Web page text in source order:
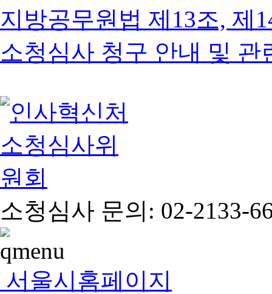
지방공무원법 제13조, 제
소청심사 청구 안내 및 관
소청심사 문의: 02-2133-
서울시홈페이지